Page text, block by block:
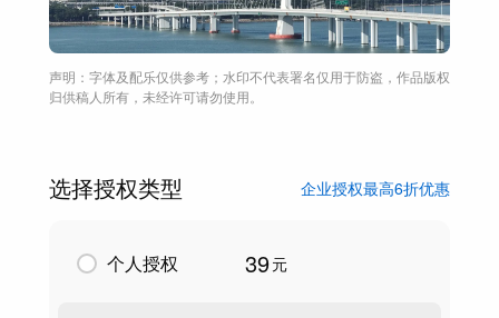
声明：字体及配乐仅供参考；水印不代表署名仅用于防盗，作品版权
归供稿人所有，未经许可请勿使用。
选择授权类型 企业授权最高6折优惠
个人授权 39元